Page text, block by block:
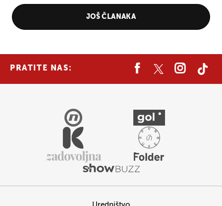
JOŠ ČLANAKA
PRATITE NAS: